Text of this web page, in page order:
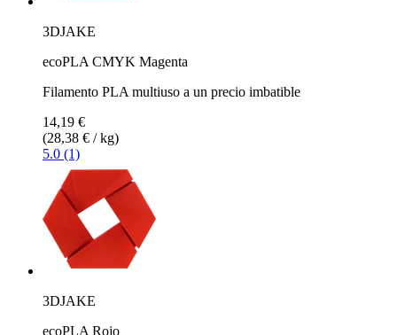
3DJAKE
ecoPLA CMYK Magenta
Filamento PLA multiuso a un precio imbatible
14,19 €
(28,38 € / kg)
5.0 (1)
3DJAKE
ecoPLA Rojo